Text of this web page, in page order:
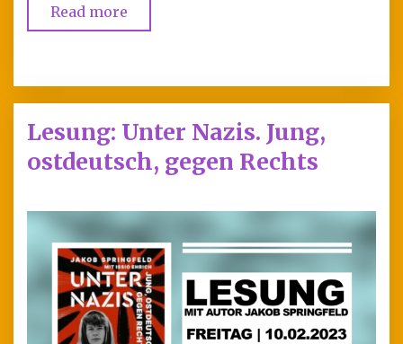
Read more
Lesung: Unter Nazis. Jung,
ostdeutsch, gegen Rechts